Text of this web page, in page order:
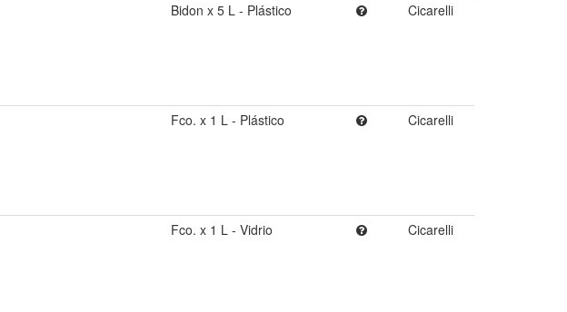
Bidon x 5 L - Plástico Cicarelli
Fco. x 1 L - Plástico Cicarelli
Fco. x 1 L - Vidrio Cicarelli